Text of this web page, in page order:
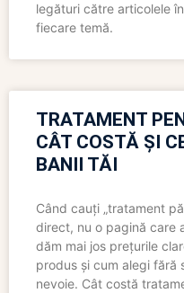
legături către articolele
fiecare temă.
TRATAMENT
CÂT COSTĂ ȘI
BANII TĂI
Când cauți „tratament
direct, nu o pagină care
dăm mai jos prețurile
produs și cum alegi fără
nevoie. Cât costă